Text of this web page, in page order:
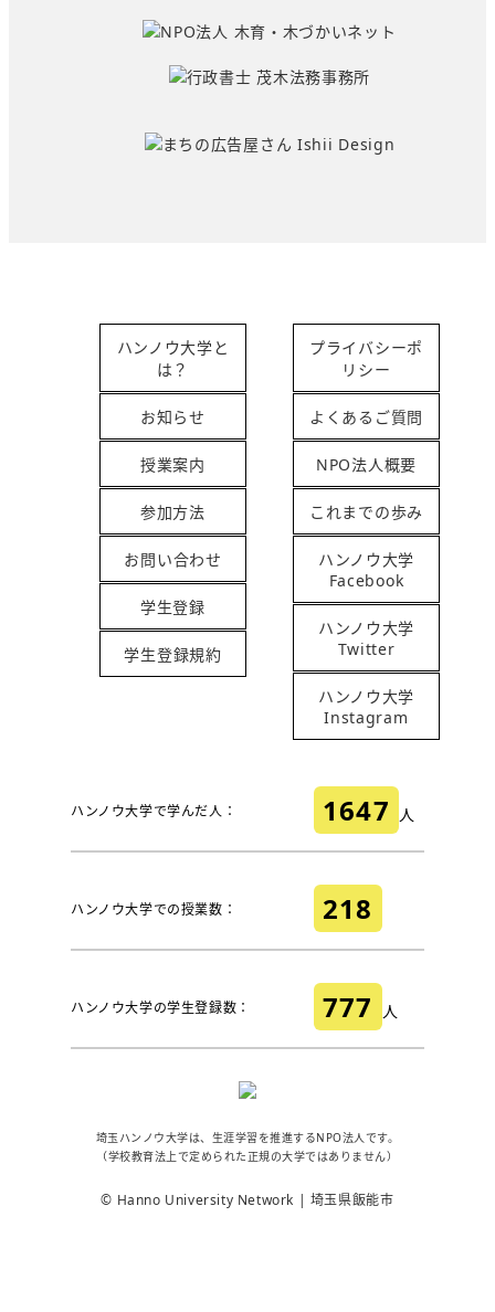
ハンノウ大学と
は？
お知らせ
授業案内
参加方法
お問い合わせ
学生登録
学生登録規約
プライバシーポ
リシー
よくあるご質問
NPO法人概要
これまでの歩み
ハンノウ大学
Facebook
ハンノウ大学
Twitter
ハンノウ大学
Instagram
ハンノウ大学で学んだ人： 1647 人
ハンノウ大学での授業数： 218
ハンノウ大学の学生登録数： 777 人
埼玉ハンノウ大学は、生涯学習を推進するNPO法人です。
（学校教育法上で定められた正規の大学ではありません）
© Hanno University Network | 埼玉県飯能市